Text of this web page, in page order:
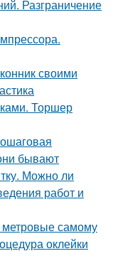
Разграничение
своими
Торшер
бывают
Можно ли
работ и
метровые самому
оклейки